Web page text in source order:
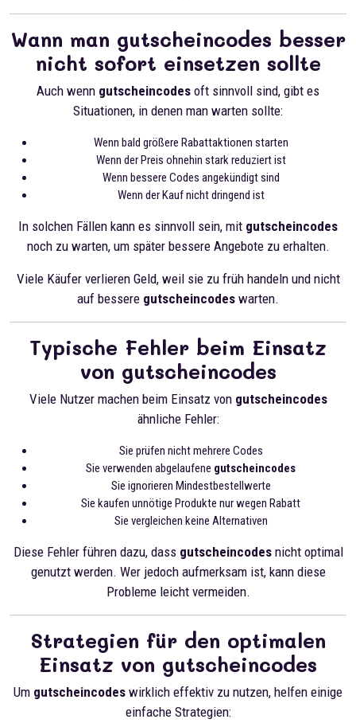
Wann man gutscheincodes besser
nicht sofort einsetzen sollte
Auch wenn gutscheincodes oft sinnvoll sind, gibt es
Situationen, in denen man warten sollte:
Wenn bald größere Rabattaktionen starten
Wenn der Preis ohnehin stark reduziert ist
Wenn bessere Codes angekündigt sind
Wenn der Kauf nicht dringend ist
In solchen Fällen kann es sinnvoll sein, mit gutscheincodes
noch zu warten, um später bessere Angebote zu erhalten.
Viele Käufer verlieren Geld, weil sie zu früh handeln und nicht
auf bessere gutscheincodes warten.
Typische Fehler beim Einsatz
von gutscheincodes
Viele Nutzer machen beim Einsatz von gutscheincodes
ähnliche Fehler:
Sie prüfen nicht mehrere Codes
Sie verwenden abgelaufene gutscheincodes
Sie ignorieren Mindestbestellwerte
Sie kaufen unnötige Produkte nur wegen Rabatt
Sie vergleichen keine Alternativen
Diese Fehler führen dazu, dass gutscheincodesnicht optimal
genutzt werden. Wer jedoch aufmerksam ist, kann diese
Probleme leicht vermeiden.
Strategien für den optimalen
Einsatz von gutscheincodes
Um gutscheincodes wirklich effektiv zu nutzen, helfen einige
einfache Strategien: